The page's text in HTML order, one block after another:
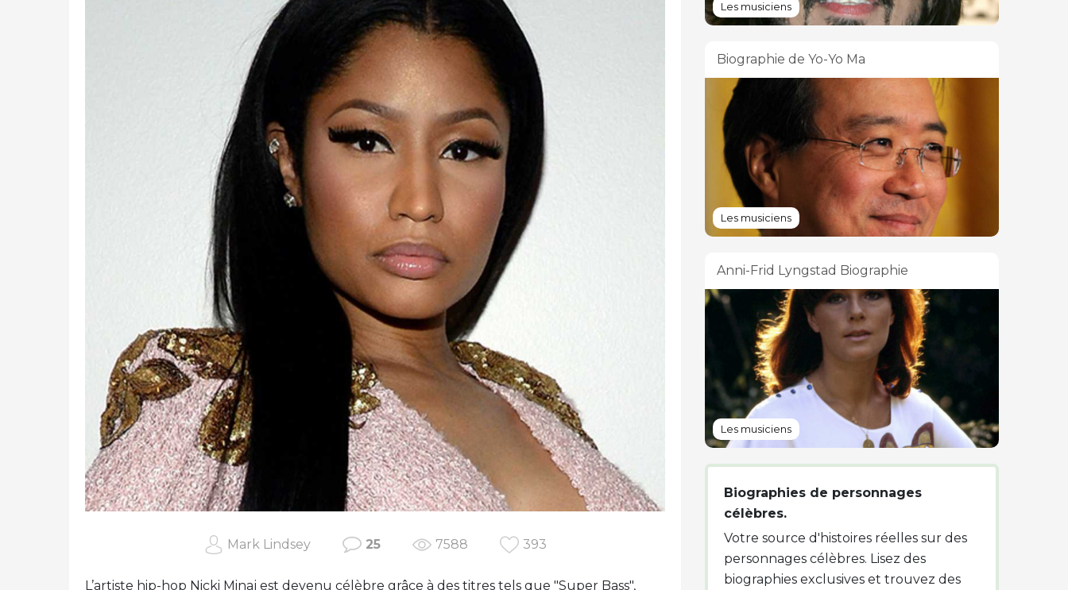
Mark Lindsey 25 7588 393
L’artiste hip-hop Nicki Minaj est devenu célèbre grâce à des titres tels que "Super Bass",
Les musiciens
Biographie de Yo-Yo Ma
Les musiciens
Anni-Frid Lyngstad Biographie
Les musiciens
Biographies de personnages
célèbres.
Votre source d'histoires réelles sur des
personnages célèbres. Lisez des
biographies exclusives et trouvez des